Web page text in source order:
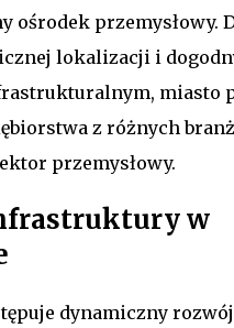
ośrodek przemysłowy.
lokalizacji i
miasto
z różnych
przemysłowy.
w
dynamiczny